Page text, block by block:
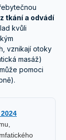
tkání a odvádí
kvůli
vznikají otoky
masáž)
pomoci